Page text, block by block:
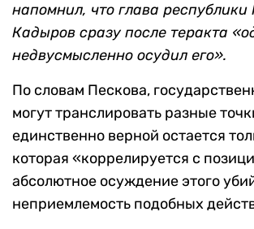
напомнил, что глава
Кадыров сразу после теракта
недвусмысленно осудил его».
По словам Пескова,
могут транслировать разные
единственно верной остается
которая «коррелируется с
абсолютное осуждение этого
неприемлемость подобных